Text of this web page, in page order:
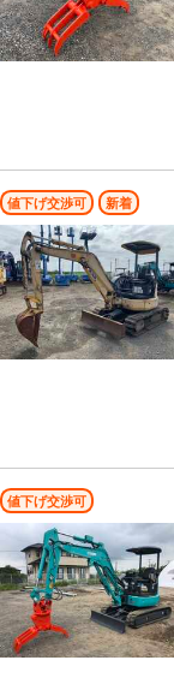
値下げ交渉可 新着
値下げ交渉可